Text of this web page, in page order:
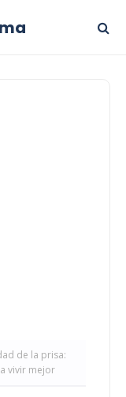
de la prisa:
vivir mejor